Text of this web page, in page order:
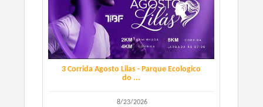
3 Corrida Agosto Lilas - Parque Ecologico
do ...
8/23/2026